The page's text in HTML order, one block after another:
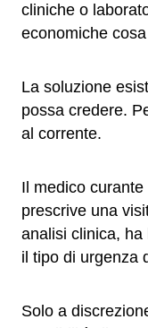
cliniche o
economiche
La soluzione
possa credere.
al corrente.
Il medico
prescrive una
analisi clinica,
il tipo di urgenza
Solo a